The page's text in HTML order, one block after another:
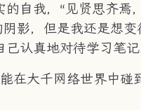
自我，“见贤思齐焉
影，但是我还是想
认真地对待学习笔记.
在大千网络世界中